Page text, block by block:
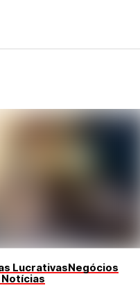
LucrativasNegócios